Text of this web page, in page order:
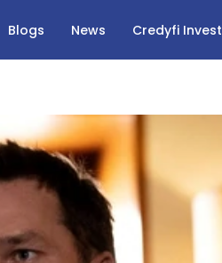
Blogs News Credyfi Invest